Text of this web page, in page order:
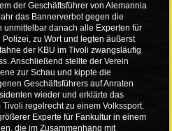
der Geschäftsführer von Alemannia
das Bannerverbot gegen die
unmittelbar danach alle Experten für
zu Wort und legten äußerst
der KBU im Tivoli zwangsläufig
Anschließend stellte der Verein
zur Schau und kippte die
Geschäftsführers auf Anraten
wieder und erklärte das
regelrecht zu einem Volkssport.
Experte für Fankultur in einem
die im Zusammenhang mit